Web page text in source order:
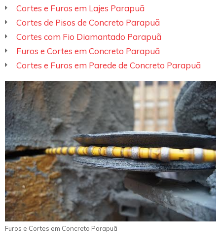
Cortes e Furos em Lajes Parapuã
Cortes de Pisos de Concreto Parapuã
Cortes com Fio Diamantado Parapuã
Furos e Cortes em Concreto Parapuã
Cortes e Furos em Parede de Concreto Parapuã
Furos e Cortes em Concreto Parapuã